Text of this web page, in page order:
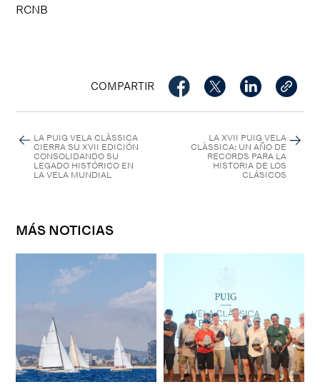
RCNB
COMPARTIR
LA PUIG VELA CLÀSSICA
CIERRA SU XVII EDICIÓN
CONSOLIDANDO SU
LEGADO HISTÓRICO EN
LA VELA MUNDIAL
LA XVII PUIG VELA
CLÀSSICA: UN AÑO DE
RECORDS PARA LA
HISTORIA DE LOS
CLÁSICOS
MÁS NOTICIAS